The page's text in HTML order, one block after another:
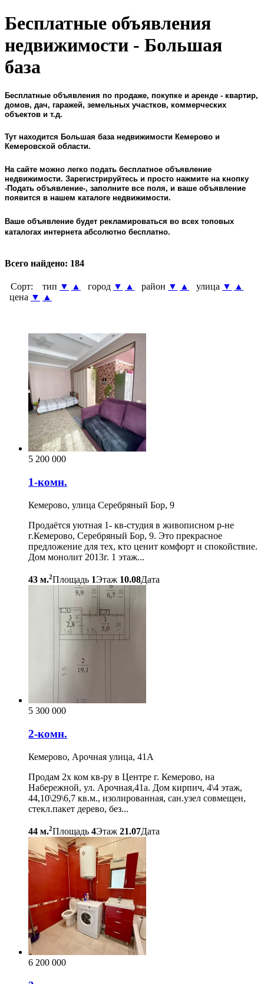
Бесплатные объявления
недвижимости - Большая
база
Бесплатные объявления по продаже, покупке и аренде - квартир,
домов, дач, гаражей, земельных участков, коммерческих
объектов и т.д.
Тут находится Большая база недвижимости Кемерово и
Кемеровской области.
На сайте можно легко подать бесплатное объявление
недвижимости. Зарегистрируйтесь и просто нажмите на кнопку
-Подать объявление-, заполните все поля, и ваше объявление
появится в нашем каталоге недвижимости.
Ваше объявление будет рекламироваться во всех топовых
каталогах интернета абсолютно бесплатно.
Всего найдено: 184
Сорт: тип ▼ ▲ город ▼ ▲ район ▼ ▲ улица ▼
▲
цена ▼ ▲
5 200 000
1-комн.
Кемерово, улица Серебряный Бор, 9
Продаётся уютная 1- кв-студия в живописном р-не
г.Кемерово, Серебряный Бор, 9. Это прекрасное
предложение для тех, кто ценит комфорт и спокойствие.
Дом монолит 2013г. 1 этаж...
43 м.2Площадь 1Этаж 10.08Дата
5 300 000
2-комн.
Кемерово, Арочная улица, 41А
Продам 2х ком кв-ру в Центре г. Кемерово, на
Набережной, ул. Арочная,41а. Дом кирпич, 4\4 этаж,
44,10\29\6,7 кв.м., изолированная, сан.узел совмещен,
стекл.пакет дерево, без...
44 м.2Площадь 4Этаж 21.07Дата
6 200 000